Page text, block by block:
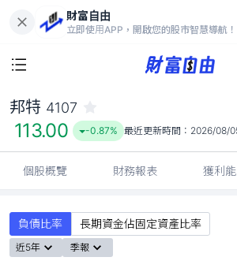
財富自由
立即使用APP，開啟您的股市智慧導航！
113.00
-0.87%
邦特 4107
113.00 -0.87% 最近更新時間： 2026/08/
個股概覽 財務報表 獲利
負債比率 長期資金佔固定資產比率
近5年 季報